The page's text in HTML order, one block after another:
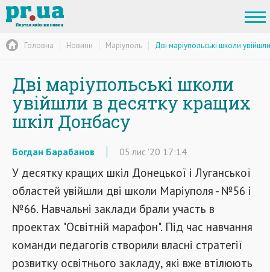
Головна Новини Маріуполь Дві маріупольські школи
Дві маріупольські школи
увійшли в десятку кращих
шкіл Донбасу
Богдан Барабанов 05 лис '20 17:14
У десятку кращих шкіл Донецької і Луганської
областей увійшли дві школи Маріуполя - №56 і
№66. Навчальні заклади брали участь в
проектах "Освітній марафон". Під час навчання
команди педагогів створили власні стратегії
розвитку освітнього закладу, які вже втілюють